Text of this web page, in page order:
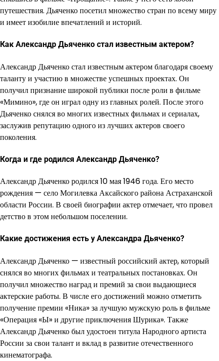
путешествия. Дьяченко посетил множество стран по всему миру
и имеет изобилие впечатлений и историй.
Как Александр Дьяченко стал известным актером?
Александр Дьяченко стал известным актером благодаря своему
таланту и участию в множестве успешных проектах. Он
получил признание широкой публики после роли в фильме
«Мимино», где он играл одну из главных ролей. После этого
Дьяченко снялся во многих известных фильмах и сериалах,
заслужив репутацию одного из лучших актеров своего
поколения.
Когда и где родился Александр Дьяченко?
Александр Дьяченко родился 10 мая 1946 года. Его место
рождения — село Могилевка Аксайского района Астраханской
области России. В своей биографии актер отмечает, что провел
детство в этом небольшом поселении.
Какие достижения есть у Александра Дьяченко?
Александр Дьяченко — известный российский актер, который
снялся во многих фильмах и театральных постановках. Он
получил множество наград и премий за свои выдающиеся
актерские работы. В числе его достижений можно отметить
получение премии «Ника» за лучшую мужскую роль в фильме
«Операция «Ы» и другие приключения Шурика». Также
Александр Дьяченко был удостоен титула Народного артиста
России за свои талант и вклад в развитие отечественного
кинематографа.